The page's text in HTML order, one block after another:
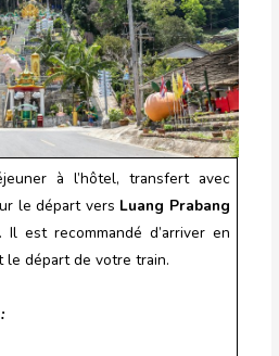
à l’hôtel, transfert avec
le départ vers Luang Prabang
Il est recommandé d’arriver en
le départ de votre train.